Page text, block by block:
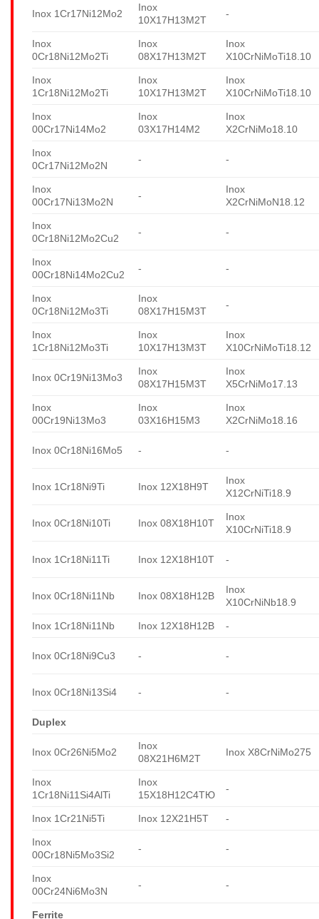
Inox 1Cr17Ni12Mo2
Inox
10X17H13M2T
-
Inox
0Cr18Ni12Mo2Ti
Inox
08X17H13M2T
Inox
X10CrNiMoTi18.10
Inox
1Cr18Ni12Mo2Ti
Inox
10X17H13M2T
Inox
X10CrNiMoTi18.10
Inox
00Cr17Ni14Mo2
Inox
03X17H14M2
Inox
X2CrNiMo18.10
Inox
0Cr17Ni12Mo2N
- -
Inox
00Cr17Ni13Mo2N
-
Inox
X2CrNiMoN18.12
Inox
0Cr18Ni12Mo2Cu2
- -
Inox
00Cr18Ni14Mo2Cu2
- -
Inox
0Cr18Ni12Mo3Ti
Inox
08X17H15M3T
-
Inox
1Cr18Ni12Mo3Ti
Inox
10X17H13M3T
Inox
X10CrNiMoTi18.12
Inox 0Cr19Ni13Mo3
Inox
08X17H15M3T
Inox
X5CrNiMo17.13
Inox
00Cr19Ni13Mo3
Inox
03X16H15M3
Inox
X2CrNiMo18.16
Inox 0Cr18Ni16Mo5 - -
Inox 1Cr18Ni9Ti Inox 12X18H9T
Inox
X12CrNiTi18.9
Inox 0Cr18Ni10Ti Inox 08X18H10T
Inox
X10CrNiTi18.9
Inox 1Cr18Ni11Ti Inox 12X18H10T -
Inox 0Cr18Ni11Nb Inox 08X18H12B
Inox
X10CrNiNb18.9
Inox 1Cr18Ni11Nb Inox 12X18H12B -
Inox 0Cr18Ni9Cu3 - -
Inox 0Cr18Ni13Si4 - -
Duplex
Inox 0Cr26Ni5Mo2
Inox
08X21H6M2T
Inox X8CrNiMo275
Inox
1Cr18Ni11Si4AlTi
Inox
15X18H12C4TЮ
-
Inox 1Cr21Ni5Ti Inox 12X21H5T -
Inox
00Cr18Ni5Mo3Si2
- -
Inox
00Cr24Ni6Mo3N
- -
Ferrite